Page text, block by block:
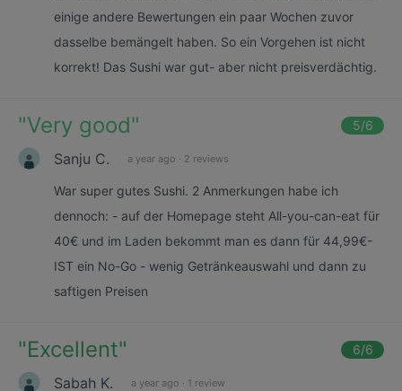
einige andere Bewertungen ein paar Wochen zuvor
dasselbe bemängelt haben. So ein Vorgehen ist nicht
korrekt! Das Sushi war gut- aber nicht preisverdächtig.
"Very good" 5/6
Sanju C. a year ago · 2 reviews
War super gutes Sushi. 2 Anmerkungen habe ich
dennoch: - auf der Homepage steht All-you-can-eat für
40€ und im Laden bekommt man es dann für 44,99€-
IST ein No-Go - wenig Getränkeauswahl und dann zu
saftigen Preisen
"Excellent" 6/6
Sabah K. a year ago · 1 review